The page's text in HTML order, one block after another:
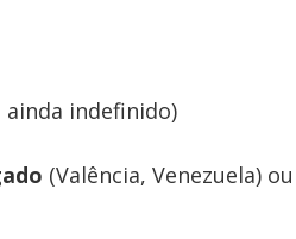
ainda indefinido)
(Valência, Venezuela) ou